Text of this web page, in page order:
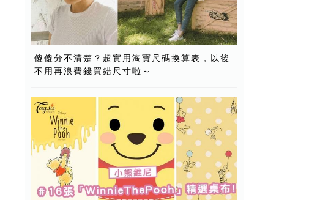
傻傻分不清楚？超實用淘寶尺碼換算表，以後
不用再浪費錢買錯尺寸啦～